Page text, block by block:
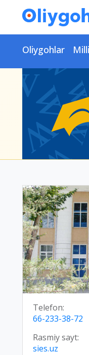
Oliygohlar
Telefon:
66-233-38-72
Rasmiy sayt:
sies.uz